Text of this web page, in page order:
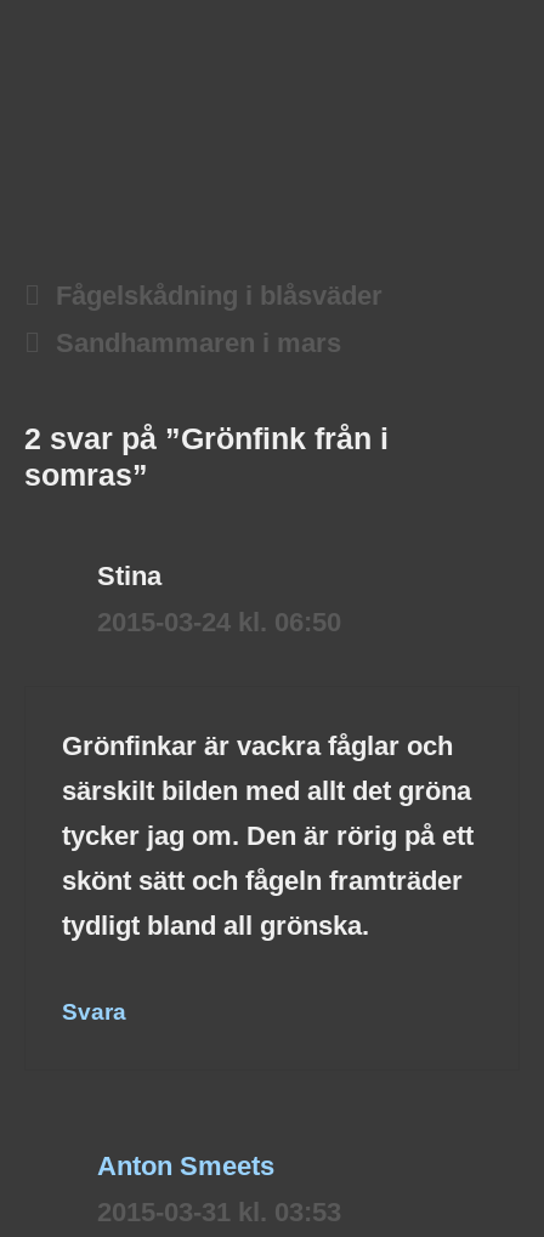
Fågelskådning i blåsväder
Sandhammaren i mars
2 svar på ”Grönfink från i
somras”
Stina
2015-03-24 kl. 06:50
Grönfinkar är vackra fåglar och
särskilt bilden med allt det gröna
tycker jag om. Den är rörig på ett
skönt sätt och fågeln framträder
tydligt bland all grönska.
Svara
Anton Smeets
2015-03-31 kl. 03:53